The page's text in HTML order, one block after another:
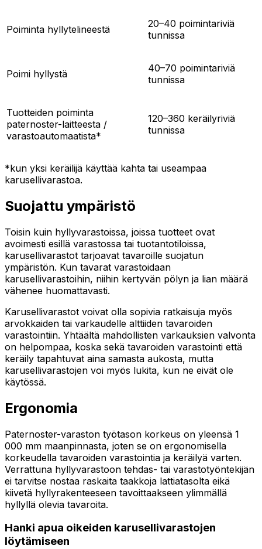
Poiminta hyllytelineestä
20–40 poimintariviä
tunnissa
Poimi hyllystä
40–70 poimintariviä
tunnissa
Tuotteiden poiminta
paternoster-laitteesta /
varastoautomaatista*
120–360 keräilyriviä
tunnissa
*kun yksi keräilijä käyttää kahta tai useampaa
karusellivarastoa.
Suojattu ympäristö
Toisin kuin hyllyvarastoissa, joissa tuotteet ovat
avoimesti esillä varastossa tai tuotantotiloissa,
karusellivarastot tarjoavat tavaroille suojatun
ympäristön. Kun tavarat varastoidaan
karusellivarastoihin, niihin kertyvän pölyn ja lian määrä
vähenee huomattavasti.
Karusellivarastot voivat olla sopivia ratkaisuja myös
arvokkaiden tai varkaudelle alttiiden tavaroiden
varastointiin. Yhtäältä mahdollisten varkauksien valvonta
on helpompaa, koska sekä tavaroiden varastointi että
keräily tapahtuvat aina samasta aukosta, mutta
karusellivarastojen voi myös lukita, kun ne eivät ole
käytössä.
Ergonomia
Paternoster-varaston työtason korkeus on yleensä 1
000 mm maanpinnasta, joten se on ergonomisella
korkeudella tavaroiden varastointia ja keräilyä varten.
Verrattuna hyllyvarastoon tehdas- tai varastotyöntekijän
ei tarvitse nostaa raskaita taakkoja lattiatasolta eikä
kiivetä hyllyrakenteeseen tavoittaakseen ylimmällä
hyllyllä olevia tavaroita.
Hanki apua oikeiden karusellivarastojen
löytämiseen